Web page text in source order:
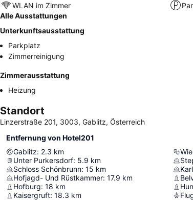
WLAN im Zimmer
Alle Ausstattungen
Unterkunftsausstattung
Parkplatz
Zimmerreinigung
Zimmerausstattung
Heizung
Standort
Linzerstraße 201, 3003, Gablitz, Österreich
Entfernung von Hotel201
Gablitz: 2.3 km
Unter Purkersdorf: 5.9 km
Schloss Schönbrunn: 15 km
Hofjagd- Und Rüstkammer: 17.9 km
Hofburg: 18 km
Kaisergruft: 18.3 km